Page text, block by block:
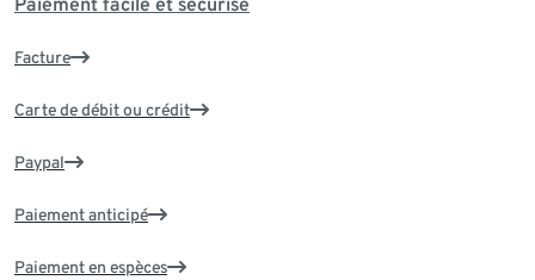
Facture
Carte de débit ou crédit
Paypal
Paiement anticipé
Paiement en espèces